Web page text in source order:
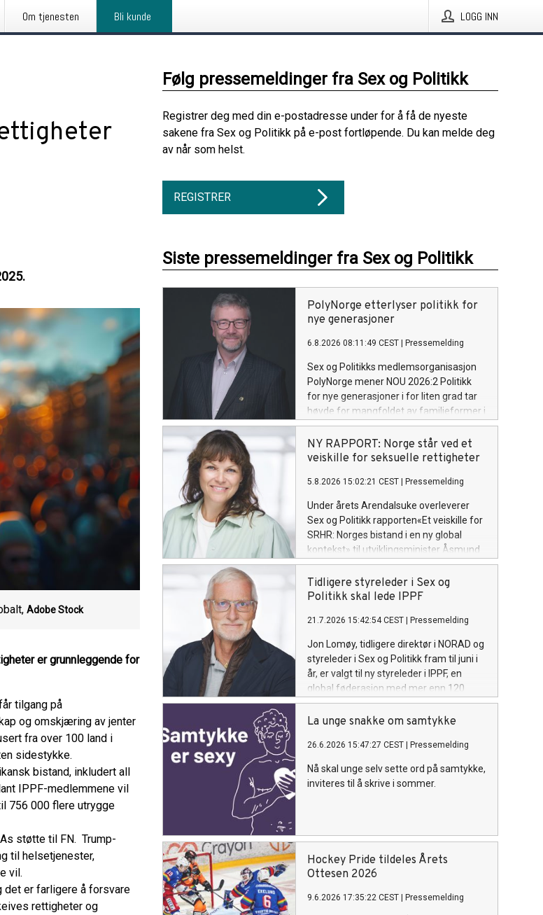
Om tjenesten Bli kunde LOGG INN
Adobe Stock
er grunnleggende for
tilgang på
og omskjæring av jenter
fra over 100 land i
sidestykke.
bistand, inkludert all
IPPF-medlemmene vil
756 000 flere utrygge
støtte til FN. Trump-
til helsetjenester,
vil.
det er farligere å forsvare
rettigheter og
Følg pressemeldinger fra Sex og Politikk
Registrer deg med din e-postadresse under for å få de nyeste
sakene fra Sex og Politikk på e-post fortløpende. Du kan melde deg
av når som helst.
REGISTRER
Siste pressemeldinger fra Sex og Politikk
PolyNorge etterlyser politikk for
nye generasjoner
6.8.2026 08:11:49 CEST Pressemelding
Sex og Politikks medlemsorganisasjon
PolyNorge mener NOU 2026:2 Politikk
for nye generasjoner i for liten grad tar
høyde for mangfoldet av familieformer i
dagens Norge.
NY RAPPORT: Norge står ved et
veiskille for seksuelle rettigheter
5.8.2026 15:02:21 CEST Pressemelding
Under årets Arendalsuke overleverer
Sex og Politikk rapporten«Et veiskille for
SRHR: Norges bistand i en ny global
kontekst» til utviklingsminister Åsmund
Aukrust.
Tidligere styreleder i Sex og
Politikk skal lede IPPF
21.7.2026 15:42:54 CEST Pressemelding
Jon Lomøy, tidligere direktør i NORAD og
styreleder i Sex og Politikk fram til juni i
år, er valgt til ny styreleder i IPPF, en
global føderasjon med mer enn 120
medlemsorganisasjoner som arbeider
for seksuell og reproduktiv helse og
La unge snakke om samtykke
26.6.2026 15:47:27 CEST Pressemelding
Nå skal unge selv sette ord på samtykke,
inviteres til å skrive i sommer.
Hockey Pride tildeles Årets
Ottesen 2026
9.6.2026 17:35:22 CEST Pressemelding